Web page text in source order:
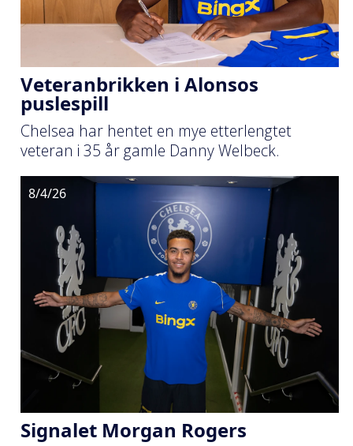
Veteranbrikken i Alonsos
puslespill
Chelsea har hentet en mye etterlengtet
veteran i 35 år gamle Danny Welbeck.
8/4/26
Signalet Morgan Rogers